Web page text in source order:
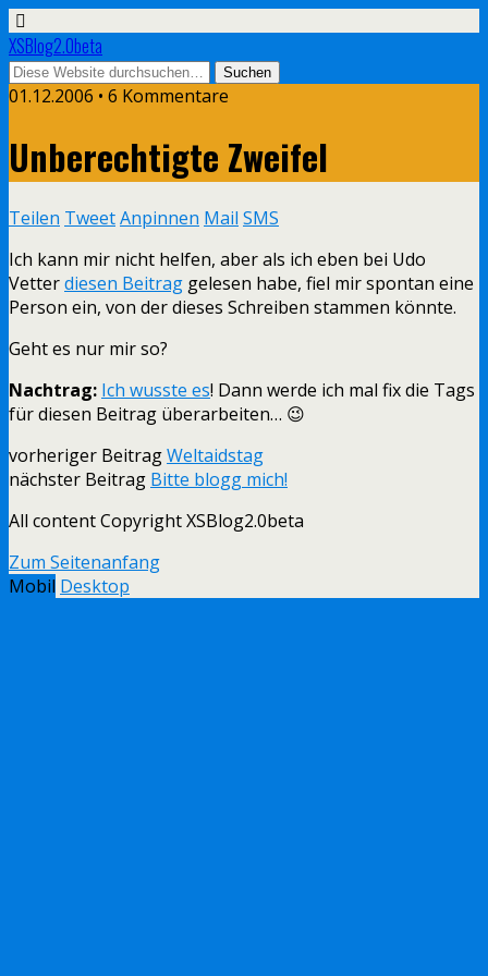
XSBlog2.0beta
01.12.2006 • 6 Kommentare
Unberechtigte Zweifel
Teilen TweetAnpinnen Mail SMS
Ich kann mir nicht helfen, aber als ich eben bei Udo
Vetterdiesen Beitrag gelesen habe, fiel mir spontan eine
Person ein, von der dieses Schreiben stammen könnte.
Geht es nur mir so?
Nachtrag: Ich wusste es! Dann werde ich mal fix die Tags
für diesen Beitrag überarbeiten… 😉
vorheriger BeitragWeltaidstag
nächster Beitrag Bitte blogg mich!
All content Copyright XSBlog2.0beta
Zum Seitenanfang
Mobil Desktop